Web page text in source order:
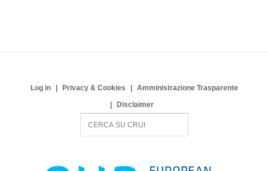
Log in Privacy & Cookies
Amministrazione Trasparente
Disclaimer
c